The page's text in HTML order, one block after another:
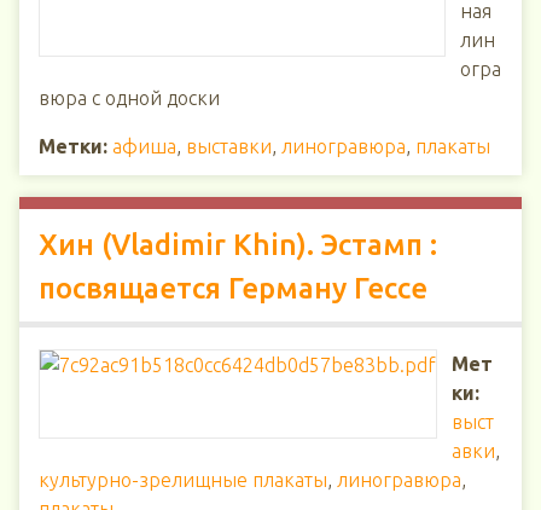
ная
лин
огра
вюра с одной доски
Метки: афиша, выставки, линогравюра, плакаты
Хин (Vladimir Khin). Эстамп :
посвящается Герману Гессе
Мет
ки:
выст
авки,
культурно-зрелищные плакаты, линогравюра,